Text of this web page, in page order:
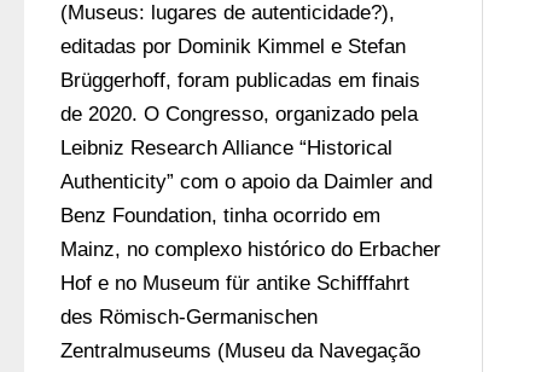
(Museus: lugares de autenticidade?),
editadas por Dominik Kimmel e Stefan
Brüggerhoff, foram publicadas em finais
de 2020. O Congresso, organizado pela
Leibniz Research Alliance “Historical
Authenticity” com o apoio da Daimler and
Benz Foundation, tinha ocorrido em
Mainz, no complexo histórico do Erbacher
Hof e no Museum für antike Schifffahrt
des Römisch-Germanischen
Zentralmuseums (Museu da Navegação